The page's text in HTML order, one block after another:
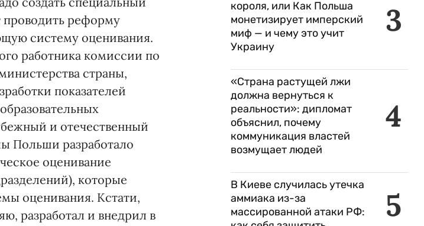
реформу
систему оценивания.
работника комиссии по
страны,
показателей
и отечественный
Польши разработало
оценивание
которые
оценивания. Кстати,
разработал и внедрил в
3
короля, или Как Польша
монетизирует имперский
миф — и чему это учит
Украину
4
«Страна растущей лжи
должна вернуться к
реальности»: дипломат
объяснил, почему
коммуникация властей
возмущает людей
5
В Киеве случилась утечка
аммиака из-за
массированной атаки РФ: